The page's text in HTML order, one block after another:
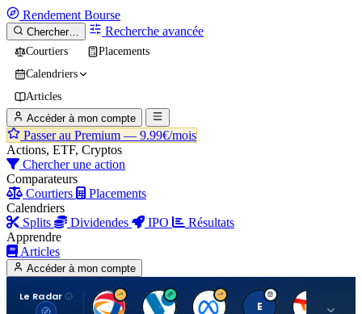
Rendement Bourse
Chercher… Recherche avancée
Courtiers
Placements
Calendriers
Articles
Accéder à mon compte
Passer au Premium — 9.99€/mois
Actions, ETF, Cryptos
Chercher une action
Comparateurs
Courtiers
Placements
Calendriers
Splits
Dividendes IPO
Résultats
Apprendre
Articles
Accéder à mon compte
Le Radar
T V M E T